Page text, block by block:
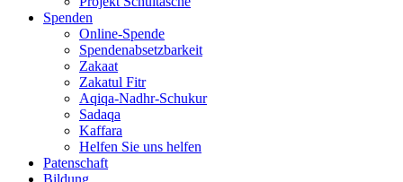
Spenden
Online-Spende
Spendenabsetzbarkeit
Zakaat
Zakatul Fitr
Aqiqa-Nadhr-Schukur
Sadaqa
Kaffara
Helfen Sie uns helfen
Patenschaft